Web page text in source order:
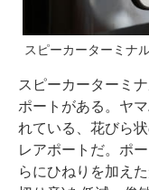
スピーカーターミナ
スピーカーターミ
ポートがある。ヤ
れている、花びら
レアポートだ。ポ
らにひねりを加え